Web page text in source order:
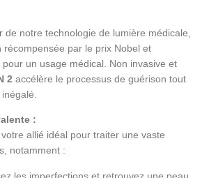
de notre technologie de lumière médicale,
récompensée par le prix Nobel et
un usage médical. Non invasive et
2 accélère le processus de guérison tout
:
allié idéal pour traiter une vaste
notamment :
les imperfections et retrouvez une peau